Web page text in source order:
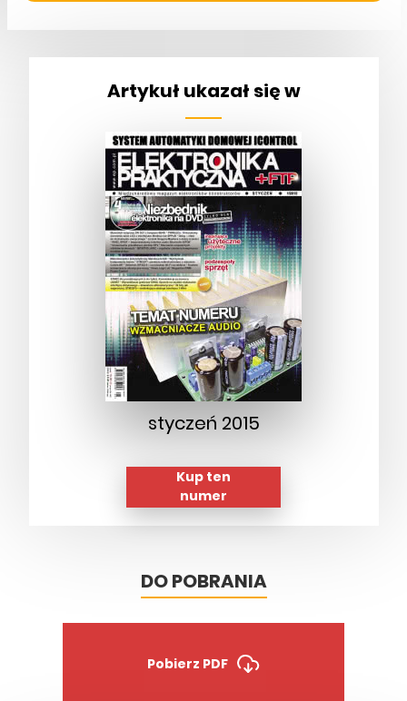
Artykuł ukazał się w
styczeń 2015
Kup ten
numer
DO POBRANIA
Pobierz PDF